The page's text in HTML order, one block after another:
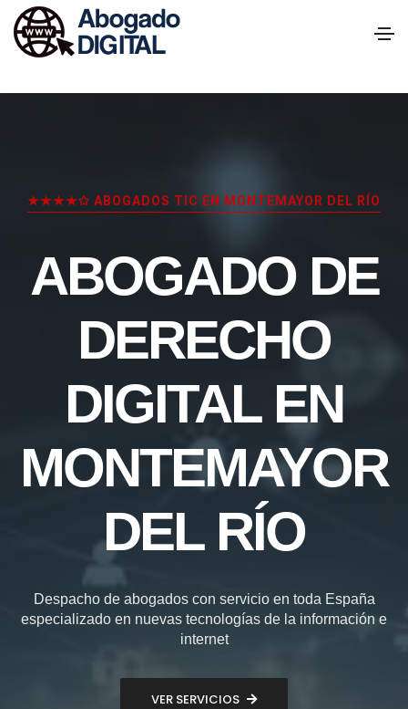
★★★★✩ ABOGADOS TIC EN MONTEMAYOR DEL RÍO
ABOGADO DE
DERECHO
DIGITAL EN
MONTEMAYOR
DEL RÍO
Despacho de abogados con servicio en toda España
especializado en nuevas tecnologías de la información e
internet
VER SERVICIOS